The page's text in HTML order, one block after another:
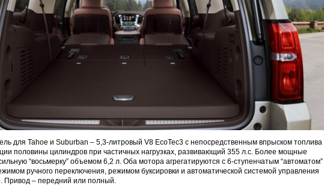
для Tahoe и Suburban – 5,3-литровый V8 EcoTec3 с непосредственным впрыском топлива
половины цилиндров при частичных нагрузках, развивающий 355 л.с. Более мощные
“восьмерку” объемом 6,2 л. Оба мотора агрегатируются с 6-ступенчатым “автоматом”
ручного переключения, режимом буксировки и автоматической системой управления
Привод – передний или полный.